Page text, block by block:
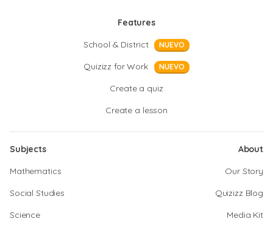
Features
School & District
NUEVO
Quizizz for Work NUEVO
Create a quiz
Create a lesson
Subjects
Mathematics
Social Studies
Science
About
Our Story
Quizizz Blog
Media Kit